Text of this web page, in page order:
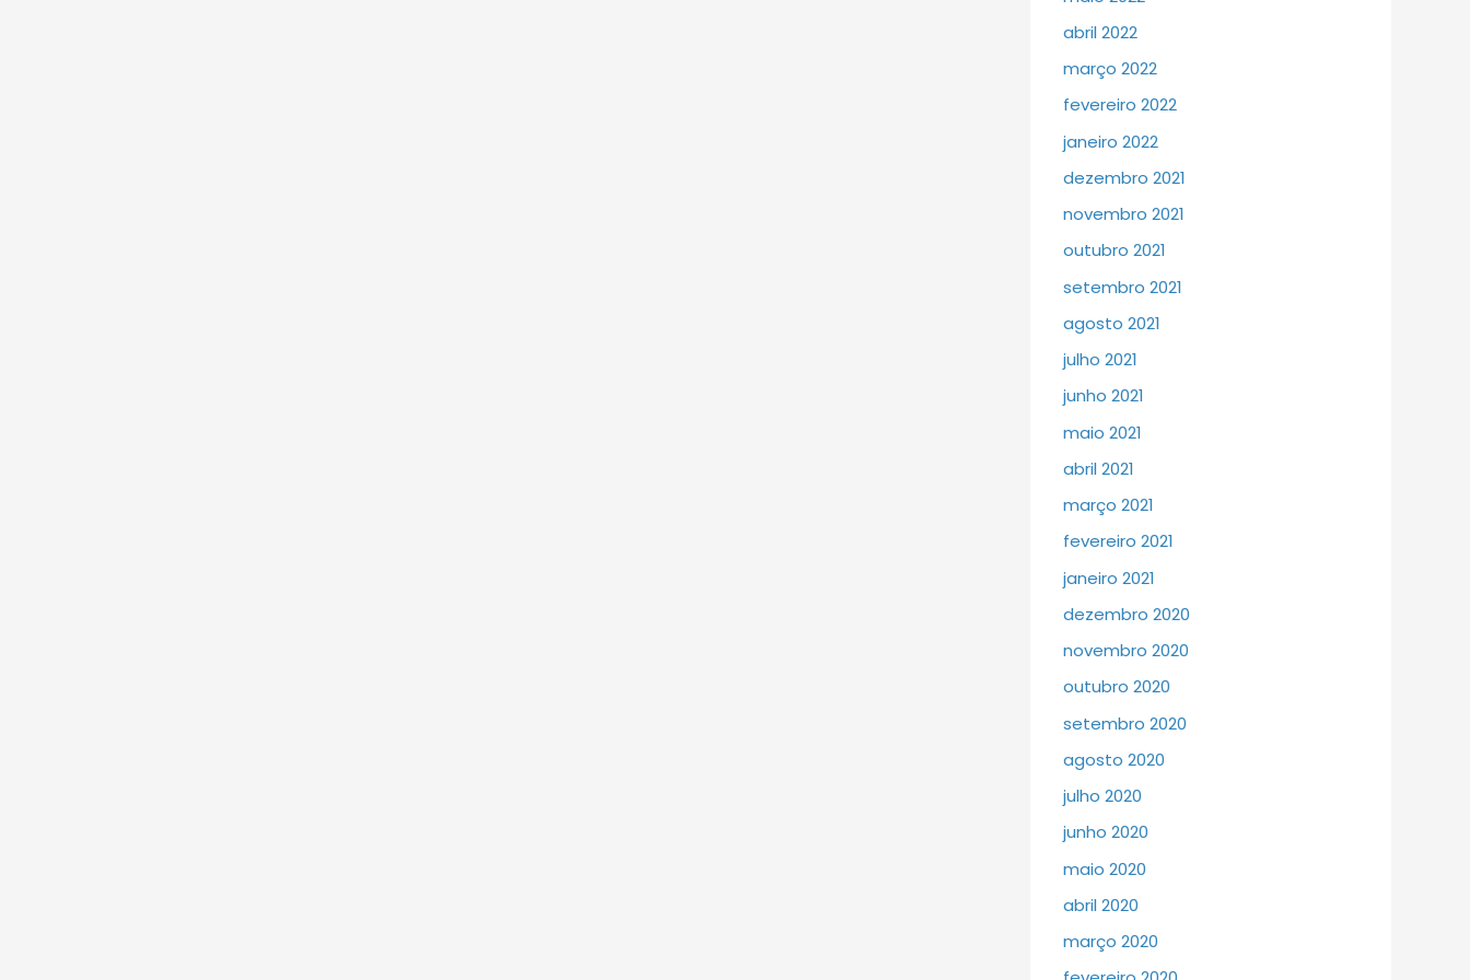
abril 2022
março 2022
fevereiro 2022
janeiro 2022
dezembro 2021
novembro 2021
outubro 2021
setembro 2021
agosto 2021
julho 2021
junho 2021
maio 2021
abril 2021
março 2021
fevereiro 2021
janeiro 2021
dezembro 2020
novembro 2020
outubro 2020
setembro 2020
agosto 2020
julho 2020
junho 2020
maio 2020
abril 2020
março 2020